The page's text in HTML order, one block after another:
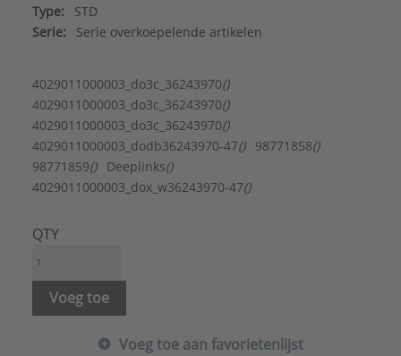
Type:
STD
Serie:
Serie overkoepelende artikelen
4029011000003_do3c_36243970()
4029011000003_do3c_36243970()
4029011000003_do3c_36243970()
4029011000003_dodb36243970-47() 98771858()
98771859() Deeplinks()
4029011000003_dox_w36243970-47()
QTY
Voeg toe
Voeg toe aan favorietenlijst